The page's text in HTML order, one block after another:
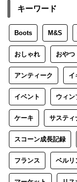
キーワード
Boots M&S
おしゃれ おやつ
アンティーク イ
イベント ウィン
ケーキ サスティ
スコーン成長記録
フランス ベルリ